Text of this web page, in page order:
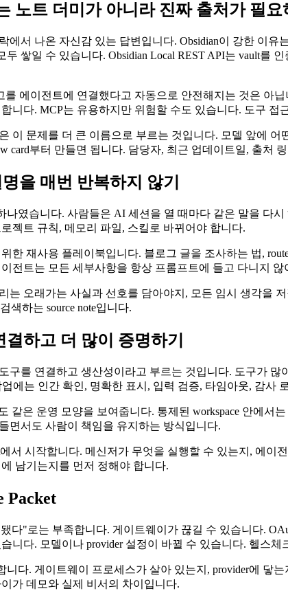
노트 더미가 아니라 진짜 출처가 필요
에서 나온 자신감 있는 답변입니다. Obsidian이 강한 이
쌓일 수 있습니다. Obsidian Local REST API는 vault를
에이전트에 연결했다고 자동으로 안전해지는 것은 아
니다. MCP는 유용하지만 위험할 수도 있습니다. 도구
은 이 문제를 더 큰 이름으로 부르는 것입니다. 모델 앞에
card부터 만들면 됩니다. 담당자, 최근 업데이트일, 출처
을 매번 반복하지 않기
나였습니다. 사람들은 AI 세션을 열 때마다 같은 말을 다
젝트 규칙, 메모리 파일, 스킬로 바뀌어야 합니다.
한 재사용 플레이북입니다. 블로그 글을 조사하는 법,
전트는 모든 세부사항을 항상 프롬프트에 들고 다니지
는 오래가는 사실과 선호를 담아야지, 모든 임시 생각을
색하는 source note입니다.
하고 더 많이 증명하기
구를 연결하고 생산성이라고 부르는 것입니다. 도구가
에는 인간 확인, 명확한 표시, 입력 검증, 타임아웃, 감사
같은 운영 모양을 보여줍니다. 통제된 workspace 안에
면서도 사람이 책임을 유지하는 방식입니다.
서 시작합니다. 메신저가 무엇을 실행할 수 있는지, 에
남기는지를 먼저 정해야 합니다.
Packet
다"로는 부족합니다. 게이트웨이가 끊길 수 있습니다.
니다. 모델이나 provider 설정이 바뀔 수 있습니다. 헬스
다. 게이트웨이 프로세스가 살아 있는지, provider에 닿
가 데모와 실제 비서의 차이입니다.